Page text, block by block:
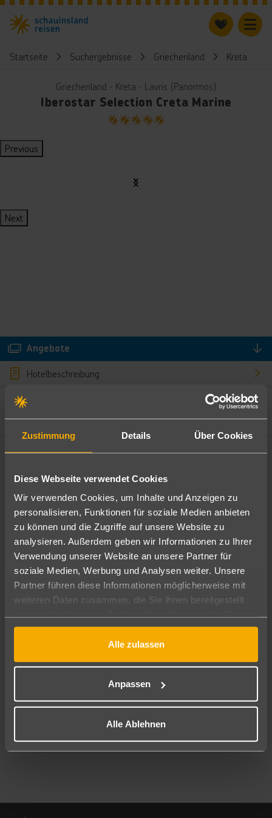
Zustimmung Details Über Cookies
Diese Webseite verwendet Cookies
Wir verwenden Cookies, um Inhalte und Anzeigen zu
personalisieren, Funktionen für soziale Medien anbieten
zu können und die Zugriffe auf unsere Website zu
analysieren. Außerdem geben wir Informationen zu Ihrer
Verwendung unserer Website an unsere Partner für
soziale Medien, Werbung und Analysen weiter. Unsere
Partner führen diese Informationen möglicherweise mit
weiteren Daten zusammen, die Sie ihnen bereitgestellt
gesammelt haben.
Alle zulassen
Anpassen
Alle Ablehnen
Startseite Suchergebnisse Griechenland Kreta
Griechenland ∙ Kreta ∙ Lavris (Panormos)
Iberostar Selection Creta Marine
5
Previous
Next
Angebote
Hotelbeschreibung
Bewertungen
Ändere die Kriterien nach deinen Wünschen
Pauschal Nur Hotel
Abflughafen
Alle Abflughäfen
11.08.26–09.08.27 7-21 Nächte
Mehr Filter anzeigen